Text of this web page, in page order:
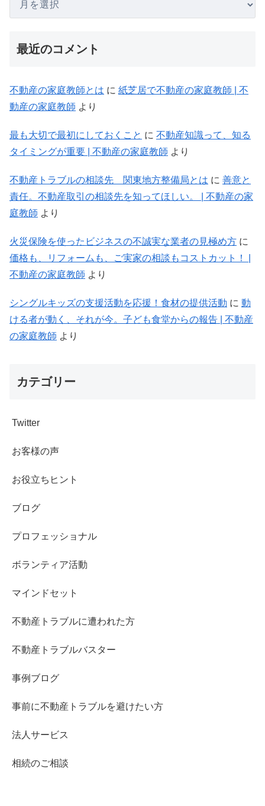
最近のコメント
不動産の家庭教師とは に 紙芝居で不動産の家庭教師 | 不
動産の家庭教師 より
最も大切で最初にしておくこと に 不動産知識って、知る
タイミングが重要 | 不動産の家庭教師 より
不動産トラブルの相談先 関東地方整備局とは に 善意と
責任。不動産取引の相談先を知ってほしい。 | 不動産の家
庭教師 より
火災保険を使ったビジネスの不誠実な業者の見極め方 に
価格も、リフォームも、ご実家の相談もコストカット！ |
不動産の家庭教師 より
シングルキッズの支援活動を応援！食材の提供活動 に 動
ける者が動く、それが今。子ども食堂からの報告 | 不動産
の家庭教師 より
カテゴリー
Twitter
お客様の声
お役立ちヒント
ブログ
プロフェッショナル
ボランティア活動
マインドセット
不動産トラブルに遭われた方
不動産トラブルバスター
事例ブログ
事前に不動産トラブルを避けたい方
法人サービス
相続のご相談